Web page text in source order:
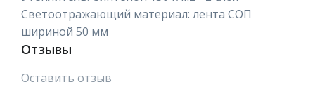
Светоотражающий материал: лента СОП
шириной 50 мм
Отзывы
Оставить отзыв